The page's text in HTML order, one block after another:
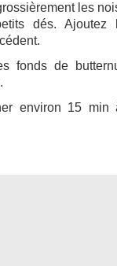
les
dés. Ajoutez
fonds de
environ 15 min